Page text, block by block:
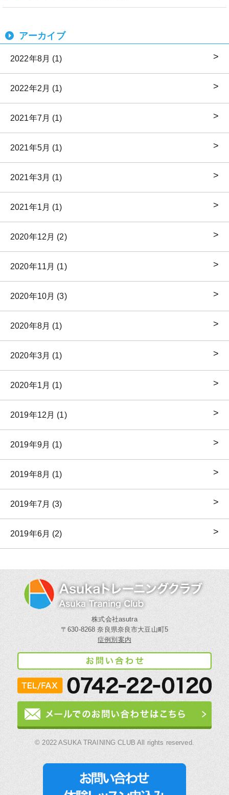
アーカイブ
2022年8月 (1)
2022年2月 (1)
2021年7月 (1)
2021年5月 (1)
2021年3月 (1)
2021年1月 (1)
2020年12月 (2)
2020年11月 (1)
2020年10月 (3)
2020年8月 (1)
2020年3月 (1)
2020年1月 (1)
2019年12月 (1)
2019年9月 (1)
2019年8月 (1)
2019年7月 (3)
2019年6月 (2)
株式会社asutra
〒630-8268 奈良県奈良市大豆山町5
症例別案内
© 2022 ASUKA TRAINING CLUB All rights reserved.